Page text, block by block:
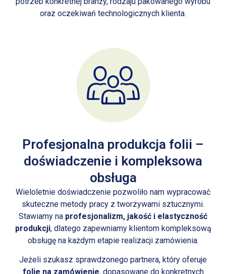
oraz oczekiwań technologicznych klienta.
Profesjonalna produkcja folii –
doświadczenie i kompleksowa
obsługa
Wieloletnie doświadczenie pozwoliło nam wypracować
skuteczne metody pracy z tworzywami sztucznymi.
Stawiamy na profesjonalizm, jakość i elastyczność
produkcji, dlatego zapewniamy klientom kompleksową
obsługę na każdym etapie realizacji zamówienia.
Jeżeli szukasz sprawdzonego partnera, który oferuje
folie na zamówienie, dopasowane do konkretnych